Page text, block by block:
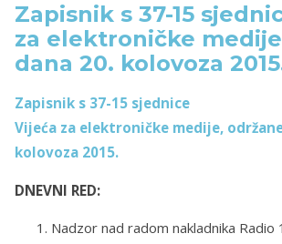
Zapisnik s 37-15
za elektroničke
dana 20. kolovoza
Zapisnik s 37-15 sjednice
Vijeća za elektroničke medije,
kolovoza 2015.
DNEVNI RED:
Nadzor nad radom nakladnika Radio